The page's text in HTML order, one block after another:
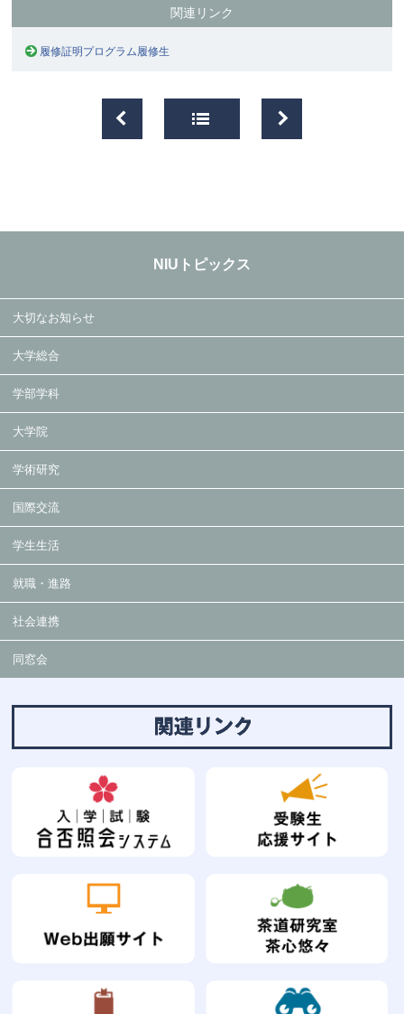
関連リンク
履修証明プログラム履修生
NIUトピックス
大切なお知らせ
大学総合
学部学科
大学院
学術研究
国際交流
学生生活
就職・進路
社会連携
同窓会